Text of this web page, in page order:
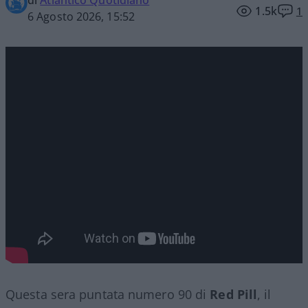
6 Agosto 2026, 15:52
1.5k 1
Questa sera puntata numero 90 di Red Pill, il